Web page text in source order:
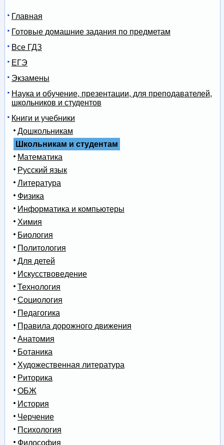
Главная
Готовые домашние задания по предметам
Все ГДЗ
ЕГЭ
Экзамены
Наука и обучение, презентации, для преподавателей,
школьников и студентов
Книги и учебники
Дошкольникам
Школьникам и студентам
Математика
Русский язык
Литература
Физика
Информатика и компьютеры
Химия
Биология
Политология
Для детей
Искусствоведение
Технология
Социология
Педагогика
Правила дорожного движения
Анатомия
Ботаника
Художественная литература
Риторика
ОБЖ
История
Черчение
Психология
Философия